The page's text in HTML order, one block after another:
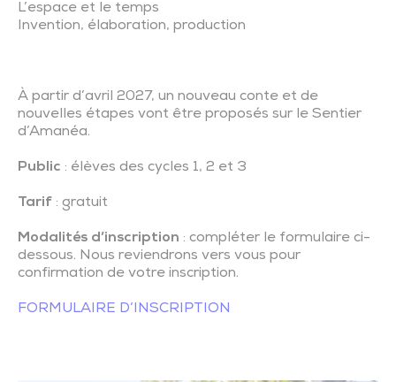
L’espace et le temps
Invention, élaboration, production
À partir d’avril 2027, un nouveau conte et de
nouvelles étapes vont être proposés sur le Sentier
d’Amanéa.
Public : élèves des cycles 1, 2 et 3
Tarif : gratuit
Modalités d’inscription : compléter le formulaire ci-
dessous. Nous reviendrons vers vous pour
confirmation de votre inscription.
FORMULAIRE D’INSCRIPTION